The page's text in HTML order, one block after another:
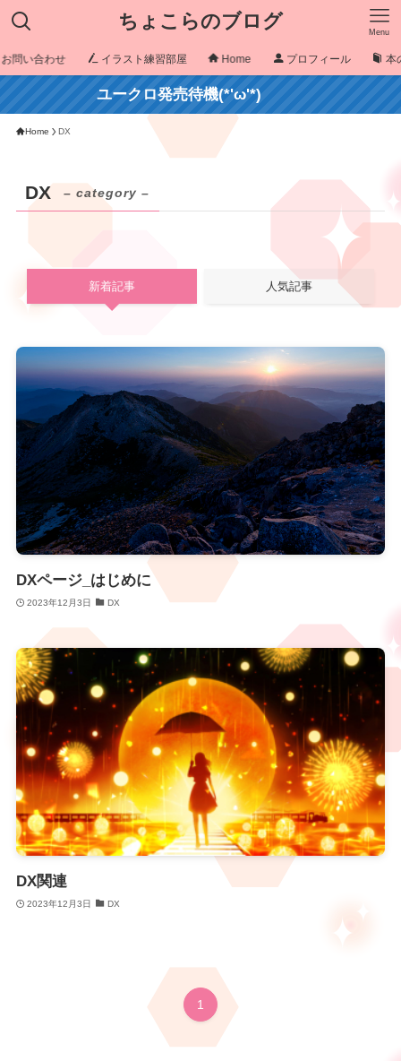
ちょこらのブログ Menu
問い合わせ イラスト練習部屋 Home プロフィール 本
ユークロ発売待機(*'ω'*)
Home DX
DX – category –
新着記事 人気記事
DXページ_はじめに
2023年12月3日 DX
DX関連
2023年12月3日 DX
1